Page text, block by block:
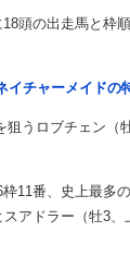
頭の出走馬と枠
イチャーメイドの
うロブチェン（
11番、史上最多
アドラー（牡3、